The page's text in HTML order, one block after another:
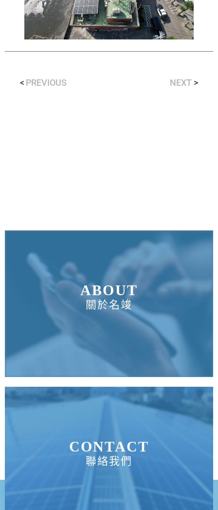
NEXT
PREVIOUS
ABOUT
關於名竣
CONTACT
聯絡我們